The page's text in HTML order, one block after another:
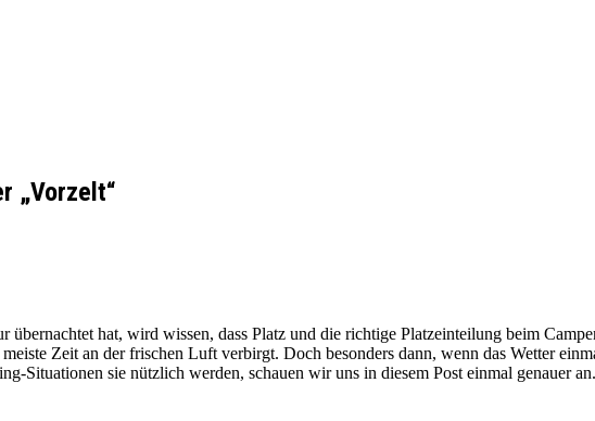
„Vorzelt“
hat, wird wissen, dass Platz und die richtige Platzeinteilung beim
Zeit an der frischen Luft verbirgt. Doch besonders dann, wenn das Wetter
Situationen sie nützlich werden, schauen wir uns in diesem Post einmal genauer an.